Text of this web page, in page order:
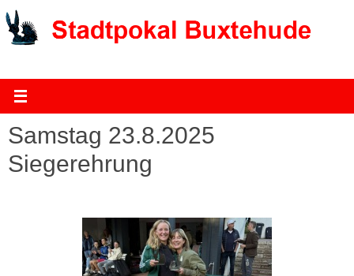
Zum
Inhalt
Samstag 23.8.2025
Siegerehrung